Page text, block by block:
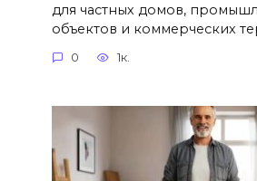
для частных домов,
объектов и коммерческих
0 1к.